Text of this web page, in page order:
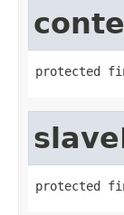
protected
protected